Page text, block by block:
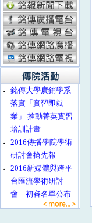
‧
銘傳大學廣銷學系
落實「實習即就
業」 推動菁英實習
培訓計畫
‧
2016傳播學院學術
研討會搶先報
‧
2016新媒體與跨平
台匯流學術研討
會 初審名單公布